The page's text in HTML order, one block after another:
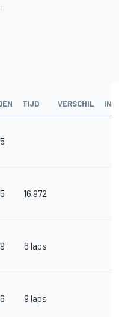
TIJD VERSCHIL
16.972
6 laps
9 laps